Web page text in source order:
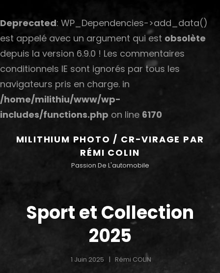
Deprecated: WP_Dependencies->add_data()
est appelé avec un argument qui est obsolète
depuis la version 6.9.0 ! Les commentaires
conditionnels IE sont ignorés par tous les
navigateurs pris en charge. in
/home/milithiu/www/wp-
includes/functions.php on line 6170
MILITHIUM PHOTO / CR-VIRAGE PAR
RÉMI COLIN
Passion De L'automobile
Sport et Collection
2025
1 Juin 2025 Rémi COLIN